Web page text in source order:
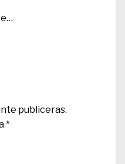
publiceras.
*